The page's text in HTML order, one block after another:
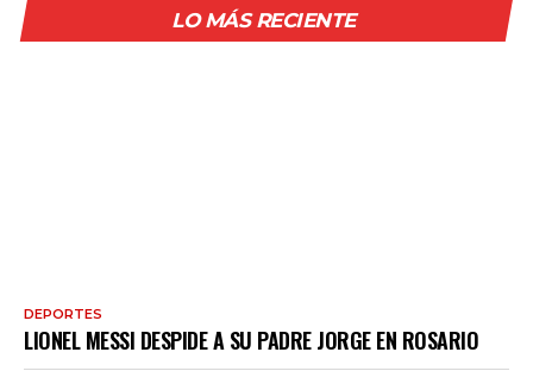
LO MÁS RECIENTE
DEPORTES
LIONEL MESSI DESPIDE A SU PADRE JORGE EN ROSARIO